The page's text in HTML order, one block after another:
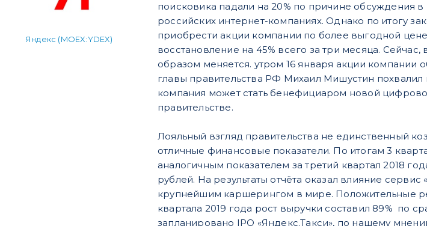
Яндекс (MOEX:YDEX)
поисковика падали на 20% по причине обсуждения
российских интернет-компаниях. Однако по итогу
приобрести акции компании по более выгодной
восстановление на 45% всего за три месяца.
образом меняется. утром 16 января акции компании
главы правительства РФ Михаил Мишустин
компания может стать бенефициаром новой
правительстве.
Лояльный взгляд правительства не единственный
отличные финансовые показатели. По итогам 3
аналогичным показателем за третий квартал 2018
рублей. На результаты отчёта оказал влияние
крупнейшим каршерингом в мире. Положительные
квартала 2019 года рост выручки составил 89% по
запланировано IPO «Яндекс.Такси», по нашему